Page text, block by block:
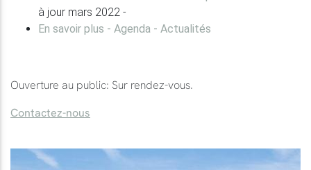
à jour mars 2022 -
En savoir plus - Agenda - Actualités
Ouverture au public: Sur rendez-vous.
Contactez-nous